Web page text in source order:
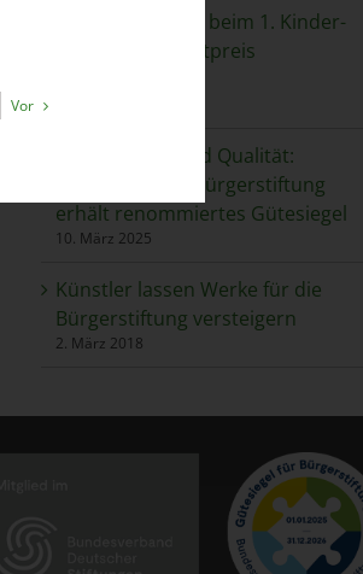
Jetzt mitmachen beim 1. Kinder-
und Jugendkunstpreis
Transparenz und Qualität:
Barsinghäuser Bürgerstiftung
erhält renommiertes Gütesiegel
10. März 2025
Künstler lassen Werke für die
Bürgerstiftung versteigern
2. März 2018
Vor